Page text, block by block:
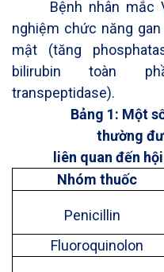
Bệnh nhân mắc
nghiệm chức năng
mật (tăng
bilirubin toàn
transpeptidase).
Bảng 1: Một
thường
liên quan đến
Nhóm thuốc
Penicillin
Fluoroquinolon